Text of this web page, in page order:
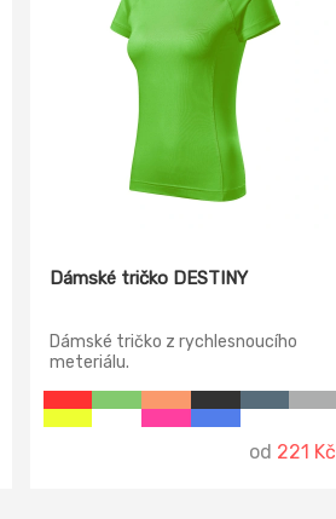
Dámské tričko DESTINY
Dámské tričko z rychlesnoucího
meteriálu.
od 221 Kč